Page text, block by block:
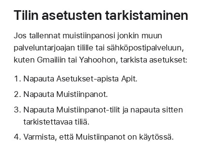
Tilin asetusten tarkistaminen
Jos tallennat muistiinpanosi jonkin muun
palveluntarjoajan tilille tai sähköpostipalveluun,
kuten Gmailiin tai Yahoohon, tarkista asetukset:
Napauta Asetukset-apista Apit.
Napauta Muistiinpanot.
Napauta Muistiinpanot-tilit ja napauta sitten
tarkistettavaa tiliä.
Varmista, että Muistiinpanot on käytössä.